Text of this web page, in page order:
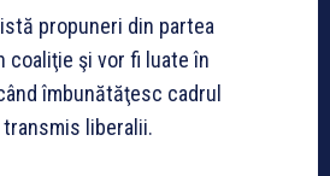
propuneri din partea
coaliţie şi vor fi luate în
îmbunătăţesc cadrul
transmis liberalii.